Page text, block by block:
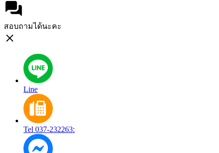
สอบถามได้นะคะ
Line
Tel 037-232263: